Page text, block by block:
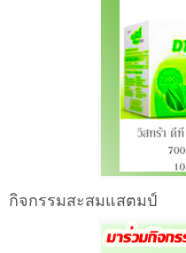
กิจกรรมสะสมแสตมป์